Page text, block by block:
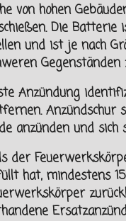
von hohen
Die Batterie
und ist je nach
Gegenständen
Anzündung
anzünden und
der
hat, mindestens